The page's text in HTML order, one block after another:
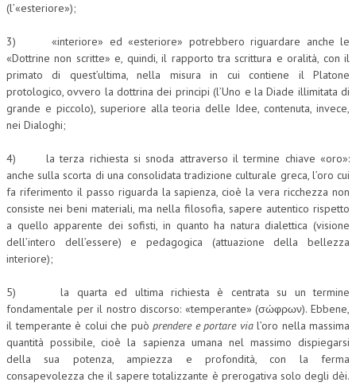
(l’«esteriore»);
3) «interiore» ed «esteriore» potrebbero riguardare anche le
«Dottrine non scritte» e, quindi, il rapporto tra scrittura e oralità, con il
primato di quest’ultima, nella misura in cui contiene il Platone
protologico, ovvero la dottrina dei principi (l’Uno e la Diade illimitata di
grande e piccolo), superiore alla teoria delle Idee, contenuta, invece,
nei Dialoghi;
4) la terza richiesta si snoda attraverso il termine chiave «oro»:
anche sulla scorta di una consolidata tradizione culturale greca, l’oro cui
fa riferimento il passo riguarda la sapienza, cioè la vera ricchezza non
consiste nei beni materiali, ma nella filosofia, sapere autentico rispetto
a quello apparente dei sofisti, in quanto ha natura dialettica (visione
dell’intero dell’essere) e pedagogica (attuazione della bellezza
interiore);
5) la quarta ed ultima richiesta è centrata su un termine
fondamentale per il nostro discorso: «temperante» (σώφρων). Ebbene,
il temperante è colui che può prendere e portare vial’oro nella massima
quantità possibile, cioè la sapienza umana nel massimo dispiegarsi
della sua potenza, ampiezza e profondità, con la ferma
consapevolezza che il sapere totalizzante è prerogativa solo degli dèi.